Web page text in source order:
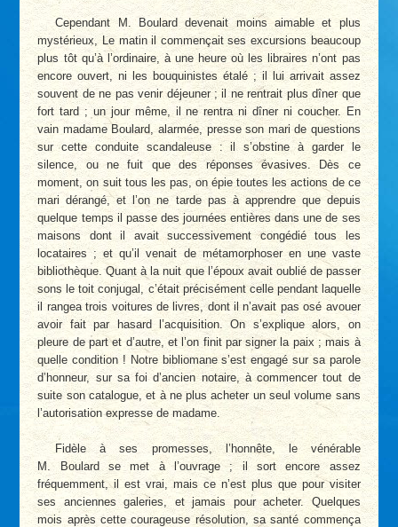
Cependant M. Boulard devenait moins aimable et plus
mystérieux, Le matin il commençait ses excursions beaucoup
plus tôt qu’à l’ordinaire, à une heure où les libraires n’ont pas
encore ouvert, ni les bouquinistes étalé ; il lui arrivait assez
souvent de ne pas venir déjeuner ; il ne rentrait plus dîner que
fort tard ; un jour même, il ne rentra ni dîner ni coucher. En
vain madame Boulard, alarmée, presse son mari de questions
sur cette conduite scandaleuse : il s’obstine à garder le
silence, ou ne fuit que des réponses évasives. Dès ce
moment, on suit tous les pas, on épie toutes les actions de ce
mari dérangé, et l’on ne tarde pas à apprendre que depuis
quelque temps il passe des journées entières dans une de ses
maisons dont il avait successivement congédié tous les
locataires ; et qu’il venait de métamorphoser en une vaste
bibliothèque. Quant à la nuit que l’époux avait oublié de passer
sons le toit conjugal, c’était précisément celle pendant laquelle
il rangea trois voitures de livres, dont il n’avait pas osé avouer
avoir fait par hasard l’acquisition. On s’explique alors, on
pleure de part et d’autre, et l’on finit par signer la paix ; mais à
quelle condition ! Notre bibliomane s’est engagé sur sa parole
d’honneur, sur sa foi d’ancien notaire, à commencer tout de
suite son catalogue, et à ne plus acheter un seul volume sans
l’autorisation expresse de madame.
Fidèle à ses promesses, l’honnête, le vénérable
M. Boulard se met à l’ouvrage ; il sort encore assez
fréquemment, il est vrai, mais ce n’est plus que pour visiter
ses anciennes galeries, et jamais pour acheter. Quelques
mois après cette courageuse résolution, sa santé commença